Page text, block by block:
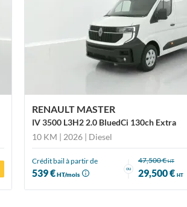
RENAULT MASTER
IV 3500 L3H2 2.0 BluedCi 130ch Extra
10 KM | 2026 | Diesel
Crédit bail à partir de
539 €HT/mois
ou
47,500 €HT
29,500 € HT